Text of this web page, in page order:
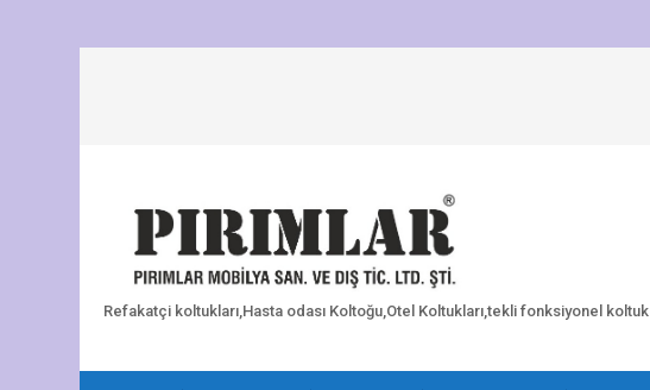
Refakatçi koltukları,Hasta odası Koltoğu,Otel Koltukları,tekli fonksiyonel koltuk